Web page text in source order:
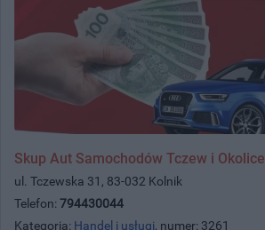
Skup Aut Samochodów Tczew i Okolice
ul. Tczewska 31, 83-032 Kolnik
Telefon: 794430044
Kategoria: Handel i usługi, numer: 3261